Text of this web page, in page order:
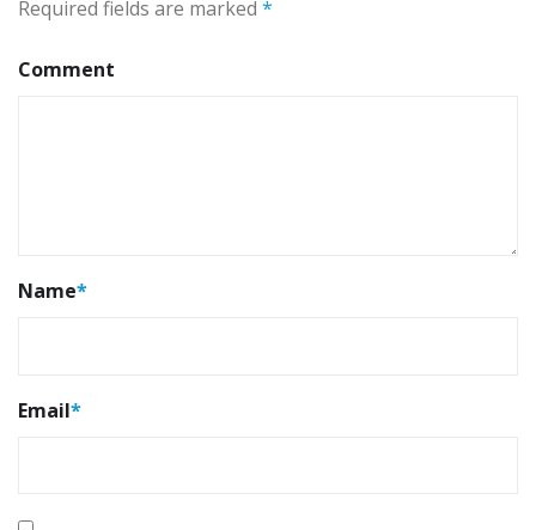
Required fields are marked *
Comment
Name*
Email*